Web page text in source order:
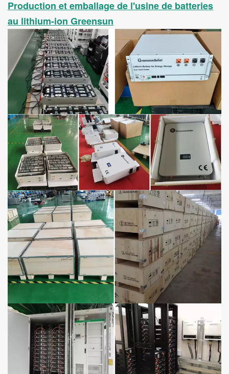
Production et emballage de l'usine de batteries
au lithium-ion Greensun